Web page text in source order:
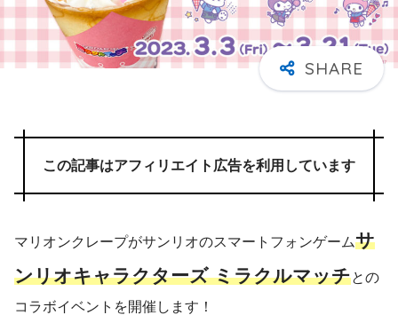
この記事はアフィリエイト広告を利用しています
マリオンクレープがサンリオのスマートフォンゲームサ
ンリオキャラクターズ ミラクルマッチとの
コラボイベントを開催します！